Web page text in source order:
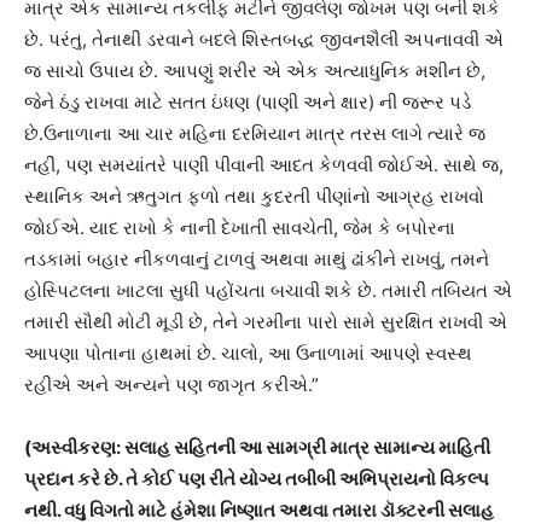
માત્ર એક સામાન્ય તકલીફ મટીને જીવલેણ જોખમ પણ બની શકે
છે. પરંતુ, તેનાથી ડરવાને બદલે શિસ્તબદ્ધ જીવનશૈલી અપનાવવી એ
જ સાચો ઉપાય છે. આપણું શરીર એ એક અત્યાધુનિક મશીન છે,
જેને ઠંડુ રાખવા માટે સતત ઇંધણ (પાણી અને ક્ષાર) ની જરૂર પડે
છે.ઉનાળાના આ ચાર મહિના દરમિયાન માત્ર તરસ લાગે ત્યારે જ
નહીં, પણ સમયાંતરે પાણી પીવાની આદત કેળવવી જોઈએ. સાથે જ,
સ્થાનિક અને ઋતુગત ફળો તથા કુદરતી પીણાંનો આગ્રહ રાખવો
જોઈએ. યાદ રાખો કે નાની દેખાતી સાવચેતી, જેમ કે બપોરના
તડકામાં બહાર નીકળવાનું ટાળવું અથવા માથું ઢાંકીને રાખવું, તમને
હોસ્પિટલના ખાટલા સુધી પહોંચતા બચાવી શકે છે. તમારી તબિયત એ
તમારી સૌથી મોટી મૂડી છે, તેને ગરમીના પારો સામે સુરક્ષિત રાખવી એ
આપણા પોતાના હાથમાં છે. ચાલો, આ ઉનાળામાં આપણે સ્વસ્થ
રહીએ અને અન્યને પણ જાગૃત કરીએ.”
(અસ્વીકરણ: સલાહ સહિતની આ સામગ્રી માત્ર સામાન્ય માહિતી
પ્રદાન કરે છે. તે કોઈ પણ રીતે યોગ્ય તબીબી અભિપ્રાયનો વિકલ્પ
નથી. વધુ વિગતો માટે હંમેશા નિષ્ણાત અથવા તમારા ડૉક્ટરની સલાહ